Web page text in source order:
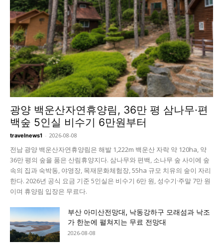
광양 백운산자연휴양림, 36만 평 삼나무·편
백숲 5인실 비수기 6만원부터
travelnews1 - 2026-08-08
전남 광양 백운산자연휴양림은 해발 1,222m 백운산 자락 약 120ha, 약
36만 평의 숲을 품은 산림휴양지다. 삼나무와 편백, 소나무 숲 사이에 숲
속의 집과 숙박동, 야영장, 목재문화체험장, 55ha 규모 치유의 숲이 자리
한다. 2026년 공식 요금 기준 5인실은 비수기 6만 원, 성수기·주말 7만 원
이며 휴양림 입장은 무료다.
부산 아미산전망대, 낙동강하구 모래섬과 낙조
가 한눈에 펼쳐지는 무료 전망대
2026-08-08